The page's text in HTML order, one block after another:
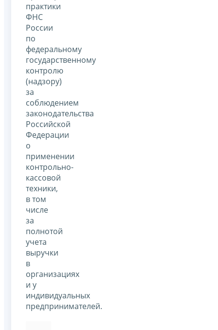
практики
ФНС
России
по
федеральному
государственному
контролю
(надзору)
за
соблюдением
законодательства
Российской
Федерации
о
применении
контрольно-
кассовой
техники,
в том
числе
за
полнотой
учета
выручки
в
организациях
и у
индивидуальных
предпринимателей.